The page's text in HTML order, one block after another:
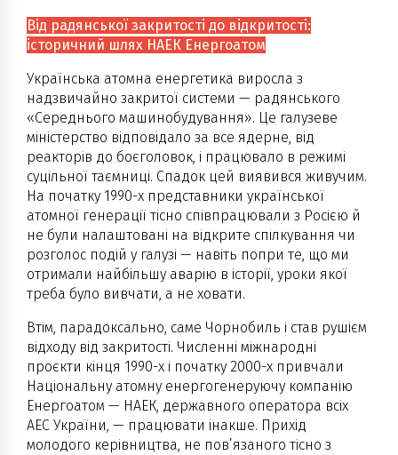
Від радянської закритості до відкритості:
історичний шлях НАЕК Енергоатом
Українська атомна енергетика виросла з
надзвичайно закритої системи — радянського
«Середнього машинобудування». Це галузеве
міністерство відповідало за все ядерне, від
реакторів до боєголовок, і працювало в режимі
суцільної таємниці. Спадок цей виявився живучим.
На початку 1990-х представники української
атомної генерації тісно співпрацювали з Росією й
не були налаштовані на відкрите спілкування чи
розголос подій у галузі — навіть попри те, що ми
отримали найбільшу аварію в історії, уроки якої
треба було вивчати, а не ховати.
Втім, парадоксально, саме Чорнобиль і став рушієм
відходу від закритості. Численні міжнародні
проєкти кінця 1990-х і початку 2000-х привчали
Національну атомну енергогенеруючу компанію
Енергоатом — НАЕК, державного оператора всіх
АЕС України, — працювати інакше. Прихід
молодого керівництва, не пов’язаного тісно з